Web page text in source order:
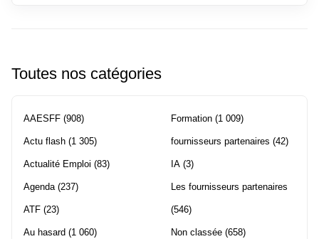
Toutes nos catégories
AAESFF (908)
Actu flash (1 305)
Actualité Emploi (83)
Agenda(237)
ATF (23)
Au hasard (1 060)
Formation (1 009)
fournisseurs partenaires (42)
IA (3)
Les fournisseurs partenaires
(546)
Non classée (658)